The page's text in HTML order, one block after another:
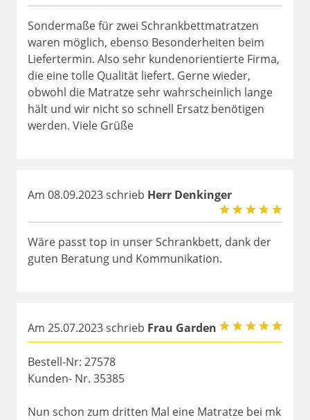
Sondermaße für zwei Schrankbettmatratzen
waren möglich, ebenso Besonderheiten beim
Liefertermin. Also sehr kundenorientierte Firma,
die eine tolle Qualität liefert. Gerne wieder,
obwohl die Matratze sehr wahrscheinlich lange
hält und wir nicht so schnell Ersatz benötigen
werden. Viele Grüße
Am 08.09.2023 schrieb Herr Denkinger
Wäre passt top in unser Schrankbett, dank der
guten Beratung und Kommunikation.
Am 25.07.2023 schrieb Frau Garden
Bestell-Nr: 27578
Kunden- Nr. 35385
Nun schon zum dritten Mal eine Matratze bei mk